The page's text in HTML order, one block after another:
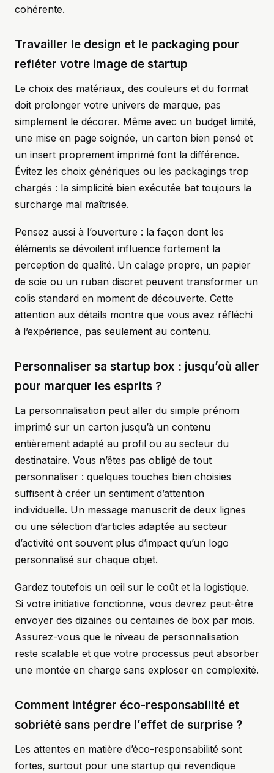
cohérente.
Travailler le design et le packaging pour
refléter votre image de startup
Le choix des matériaux, des couleurs et du format
doit prolonger votre univers de marque, pas
simplement le décorer. Même avec un budget limité,
une mise en page soignée, un carton bien pensé et
un insert proprement imprimé font la différence.
Évitez les choix génériques ou les packagings trop
chargés : la simplicité bien exécutée bat toujours la
surcharge mal maîtrisée.
Pensez aussi à l’ouverture : la façon dont les
éléments se dévoilent influence fortement la
perception de qualité. Un calage propre, un papier
de soie ou un ruban discret peuvent transformer un
colis standard en moment de découverte. Cette
attention aux détails montre que vous avez réfléchi
à l’expérience, pas seulement au contenu.
Personnaliser sa startup box : jusqu’où aller
pour marquer les esprits ?
La personnalisation peut aller du simple prénom
imprimé sur un carton jusqu’à un contenu
entièrement adapté au profil ou au secteur du
destinataire. Vous n’êtes pas obligé de tout
personnaliser : quelques touches bien choisies
suffisent à créer un sentiment d’attention
individuelle. Un message manuscrit de deux lignes
ou une sélection d’articles adaptée au secteur
d’activité ont souvent plus d’impact qu’un logo
personnalisé sur chaque objet.
Gardez toutefois un œil sur le coût et la logistique.
Si votre initiative fonctionne, vous devrez peut-être
envoyer des dizaines ou centaines de box par mois.
Assurez-vous que le niveau de personnalisation
reste scalable et que votre processus peut absorber
une montée en charge sans exploser en complexité.
Comment intégrer éco-responsabilité et
sobriété sans perdre l’effet de surprise ?
Les attentes en matière d’éco-responsabilité sont
fortes, surtout pour une startup qui revendique